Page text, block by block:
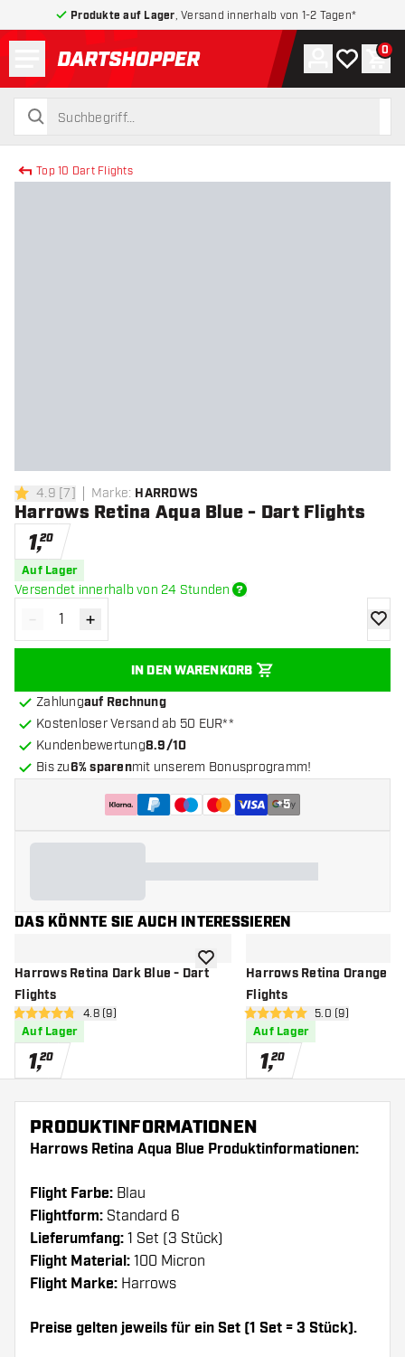
Produkte auf Lager , Versand innerhalb von 1-2 Tagen*
zurück zur Startseite
suchen
suchen
Konto
Meine 0
Top 10 Dart Flights
4.9 Bewertungssterne
4.9 [7] Marke: HARROWS
Harrows Retina Aqua Blue - Dart Flights
1,20
Auf Lager
Versendet innerhalb von 24 Stunden
Menge verringern
- Menge erhöhen
+
IN DEN WARENKORB
Zur
Zahlungauf Rechnung
Kostenloser Versand ab 50 EUR**
Kundenbewertung8.9/10
Bis zu6% sparenmit unserem Bonusprogramm!
+5
DAS KÖNNTE SIE AUCH INTERESSIEREN
Harrows Retina Dark Blue - Dart
Flights
Bewertungsbereich öffnen
4.8 Bewertungssterne
4.8 (9)
Auf Lager
1,20
Zur Wunschliste hinzufügen
Harrows Retina Orange -
Flights
5 Bewertungssterne
5.0 (9)
Auf Lager
1,20
PRODUKTINFORMATIONEN
Harrows Retina Aqua Blue Produktinformationen:
Flight Farbe: Blau
Flightform: Standard 6
Lieferumfang: 1 Set (3 Stück)
Flight Material: 100 Micron
Flight Marke: Harrows
Preise gelten jeweils für ein Set (1 Set = 3 Stück).